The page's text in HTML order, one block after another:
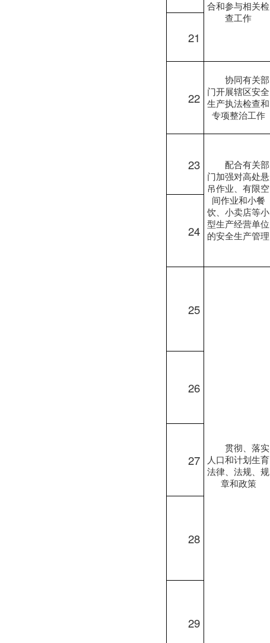
合和参与相关检
查工作
21
22
协同有关部
门开展辖区安全
生产执法检查和
专项整治工作
23
配合有关部
门加强对高处悬
吊作业、有限空
间作业和小餐
饮、小卖店等小
型生产经营单位
的安全生产管理
24
25
贯彻、落实
人口和计划生育
法律、法规、规
章和政策
26
27
28
29